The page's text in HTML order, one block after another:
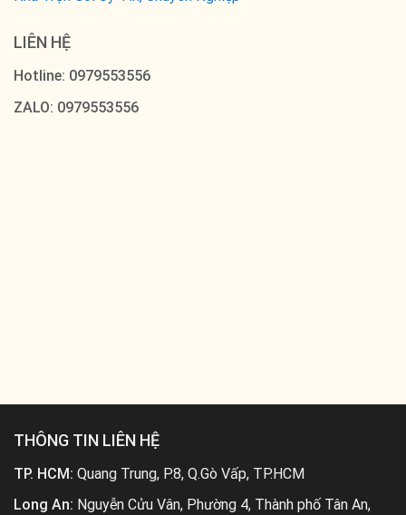
LIÊN HỆ
Hotline: 0979553556
ZALO: 0979553556
THÔNG TIN LIÊN HỆ
TP. HCM: Quang Trung, P.8, Q.Gò Vấp, TP.HCM
Long An: Nguyễn Cửu Vân, Phường 4, Thành phố Tân An,